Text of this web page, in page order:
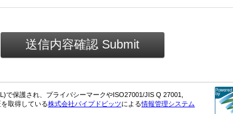
で保護され、プライバシーマークやISO27001/JIS Q 27001,
取得している株式会社パイプドビッツによる情報管理システム